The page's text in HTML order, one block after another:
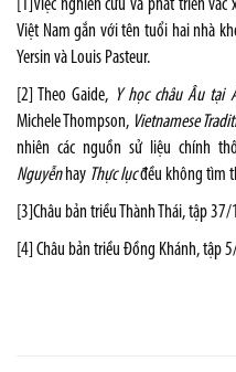
[1] Việc nghiên cứu và phát triển
Việt Nam gắn với tên tuổi hai nhà
Yersin và Louis Pasteur.
[2] Theo Gaide, Y học châu Âu tại
Michele Thompson, Vietnamese
nhiên các nguồn sử liệu chính
Nguyễnhay Thực lụcđều không tìm
[3] Châu bản triều Thành Thái, tập
[4] Châu bản triều Đồng Khánh, tập